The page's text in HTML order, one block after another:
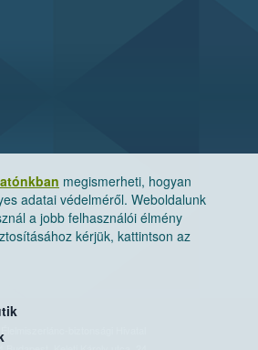
megismerheti, hogyan
adatai védelméről. Weboldalunk
a jobb felhasználói élmény
kérjük, kattintson az
biztonsági Hivatal